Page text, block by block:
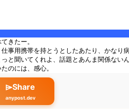
きたー。
仕事用携帯を持とうとしたあたり、かな
と聞いてくれよ、話題とあんま関係ない
のには、感心。
⌲Share
anypost.dev